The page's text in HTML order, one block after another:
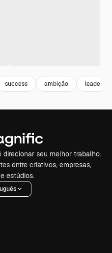
success ambição
seu melhor trabalho.
entre criativos, empresas,
estúdios.